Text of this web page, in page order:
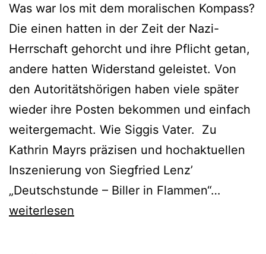
Was war los mit dem moralischen Kompass?
Die einen hatten in der Zeit der Nazi-
Herrschaft gehorcht und ihre Pflicht getan,
andere hatten Widerstand geleistet. Von
den Autoritätshörigen haben viele später
wieder ihre Posten bekommen und einfach
weitergemacht. Wie Siggis Vater. Zu
Kathrin Mayrs präzisen und hochaktuellen
Inszenierung von Siegfried Lenz’
„Deutschstunde – Biller in Flammen“…
weiterlesen